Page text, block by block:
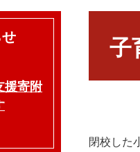
子
閉校した
援寄附